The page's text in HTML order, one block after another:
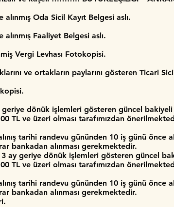
Oda Sicil Kayıt Belgesi aslı.
Faaliyet Belgesi aslı.
Vergi Levhası Fotokopisi.
ve ortakların paylarını gösteren Ticari
dönük işlemleri gösteren güncel bakiyeli
TL ve üzeri olması tarafımızdan
tarihi randevu gününden 10 iş günü önce
bankadan alınması gerekmektedir.
ay geriye dönük işlemleri gösteren güncel
TL ve üzeri olması tarafımızdan
tarihi randevu gününden 10 iş günü önce
bankadan alınması gerekmektedir.